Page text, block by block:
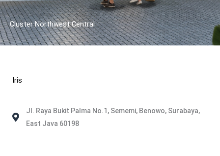
Cluster Northwest Central
Iris
Jl. Raya Bukit Palma No.1, Sememi, Benowo, Surabaya,
East Java 60198